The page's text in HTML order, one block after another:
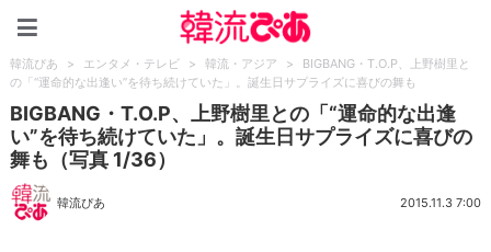
韓流ぴあ > エンタメ・テレビ > 韓流・アジア >
BIGBANG・T.O.P、上野樹里と
の「“運命的な出逢い”を待ち続けていた」。誕生日サプライズに喜びの舞も
BIGBANG・T.O.P、上野樹里との「“運命的な出逢
い”を待ち続けていた」。誕生日サプライズに喜びの
舞も（写真 1/36）
韓流ぴあ 2015.11.3 7:00